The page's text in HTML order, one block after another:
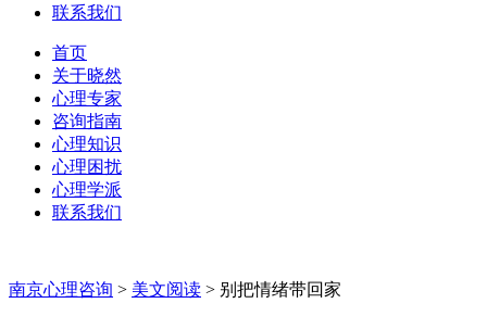
联系我们
首页
关于晓然
心理专家
咨询指南
心理知识
心理困扰
心理学派
联系我们
南京心理咨询 > 美文阅读 > 别把情绪带回家